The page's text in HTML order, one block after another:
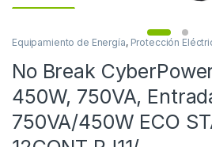
Equipamiento de Energía, Protección
No Break
450W, 750VA,
750VA/450W ECO